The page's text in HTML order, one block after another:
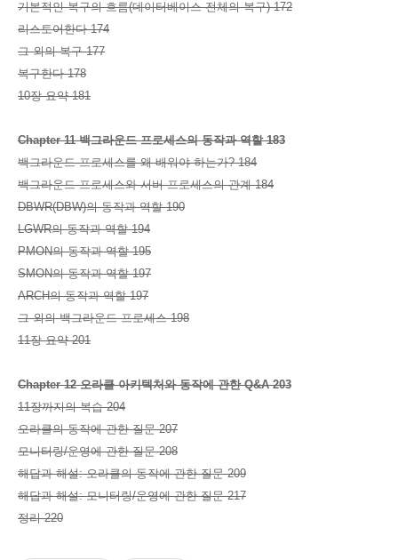
기본적인 복구의 흐름(데이터베이스 전체의 복구) 172
리스토어한다 174
그 외의 복구 177
복구한다 178
10장 요약 181
Chapter 11 백그라운드 프로세스의 동작과 역할 183
백그라운드 프로세스를 왜 배워야 하는가? 184
백그라운드 프로세스와 서버 프로세스의 관계 184
DBWR(DBW)의 동작과 역할 190
LGWR의 동작과 역할 194
PMON의 동작과 역할 195
SMON의 동작과 역할 197
ARCH의 동작과 역할 197
그 외의 백그라운드 프로세스 198
11장 요약 201
Chapter 12 오라클 아키텍처와 동작에 관한 Q&A 203
11장까지의 복습 204
오라클의 동작에 관한 질문 207
모니터링/운영에 관한 질문 208
해답과 해설: 오라클의 동작에 관한 질문 209
해답과 해설: 모니터링/운영에 관한 질문 217
정리 220